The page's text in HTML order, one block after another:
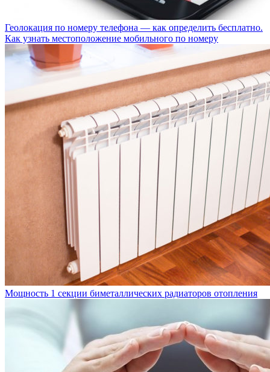
Геолокация по номеру телефона — как определить бесплатно.
Как узнать местоположение мобильного по номеру
Мощность 1 секции биметаллических радиаторов отопления